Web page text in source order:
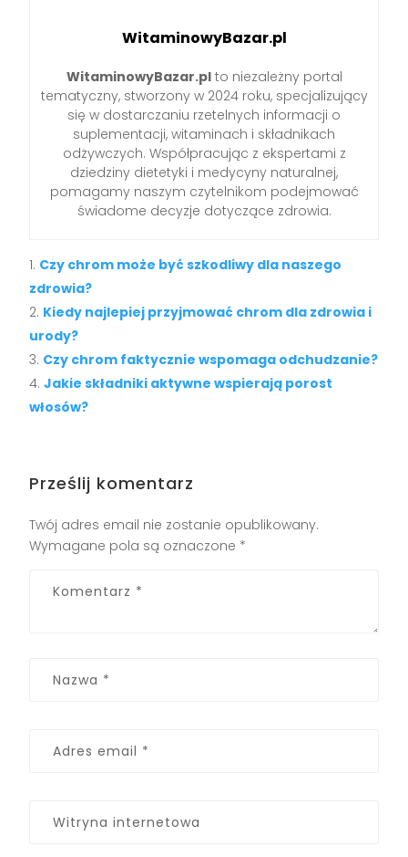
WitaminowyBazar.pl
WitaminowyBazar.plto niezależny portal
tematyczny, stworzony w 2024 roku, specjalizujący
się w dostarczaniu rzetelnych informacji o
suplementacji, witaminach i składnikach
odżywczych. Współpracując z ekspertami z
dziedziny dietetyki i medycyny naturalnej,
pomagamy naszym czytelnikom podejmować
świadome decyzje dotyczące zdrowia.
Czy chrom może być szkodliwy dla naszego
zdrowia?
Kiedy najlepiej przyjmować chrom dla zdrowia i
urody?
Czy chrom faktycznie wspomaga odchudzanie?
Jakie składniki aktywne wspierają porost
włosów?
Prześlij komentarz
Twój adres email nie zostanie opublikowany.
Wymagane pola są oznaczone *